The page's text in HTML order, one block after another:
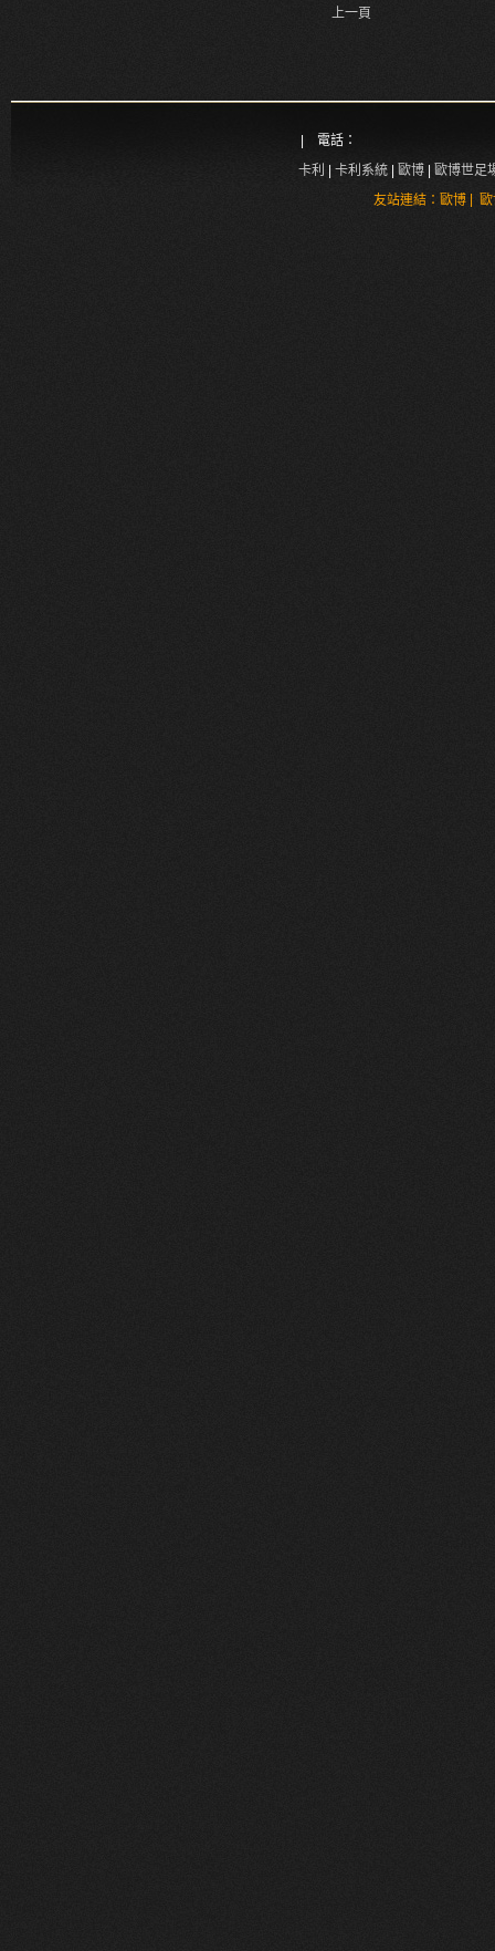
上一頁
| 電話：
卡利
卡利系統 歐博
歐博世足
友站連結： 歐博|